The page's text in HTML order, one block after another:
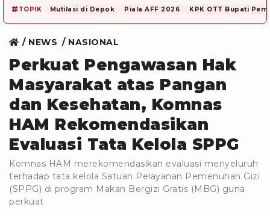
# TOPIK Mutilasi di Depok Piala AFF 2026 KPK OTT Bupati
NEWS NASIONAL
Perkuat Pengawasan Hak
Masyarakat atas Pangan
dan Kesehatan, Komnas
HAM Rekomendasikan
Evaluasi Tata Kelola SPPG
Komnas HAM merekomendasikan evaluasi menyeluruh
terhadap tata kelola Satuan Pelayanan Pemenuhan Gizi
(SPPG) di program Makan Bergizi Gratis (MBG) guna
perkuat